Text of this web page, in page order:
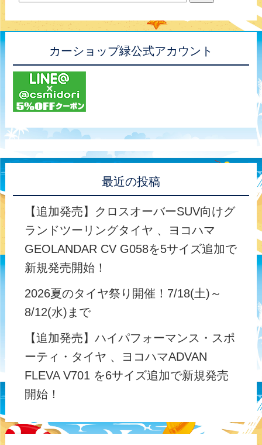
カーショップ緑公式アカウント
最近の投稿
【追加発売】クロスオーバーSUV向けグ
ランドツーリングタイヤ 、ヨコハマ
GEOLANDAR CV G058を5サイズ追加で
新規発売開始！
2026夏のタイヤ祭り開催！7/18(土)～
8/12(水)まで
【追加発売】ハイパフォーマンス・スポ
ーティ・タイヤ 、ヨコハマADVAN
FLEVA V701 を6サイズ追加で新規発売
開始！